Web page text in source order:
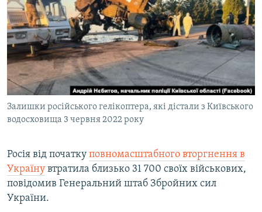
СПЕЦПРОЕКТИ
ДЕПОРТАЦІЯ
ВІДЕОУРОКИ «ELIFBE»
СВІДЧЕННЯ ОКУПАЦІЇ
УКРАЇНСЬКА ПРОБЛЕМА КРИМУ
ІНФОГРАФІКА
ЯК ОБІЙТИ БЛОКУВАННЯ
Русский
Qırımtatar
ДОЛУЧАЙСЯ!
Усі сайти RFE/RL
Залишки російського гелікоптера, які дістали з Київського
водосховища 3 червня 2022 року
Росія від початку повномасштабного вторгнення в
Україну втратила близько 31 700 своїх військових,
повідомив Генеральний штаб Збройних сил
України.